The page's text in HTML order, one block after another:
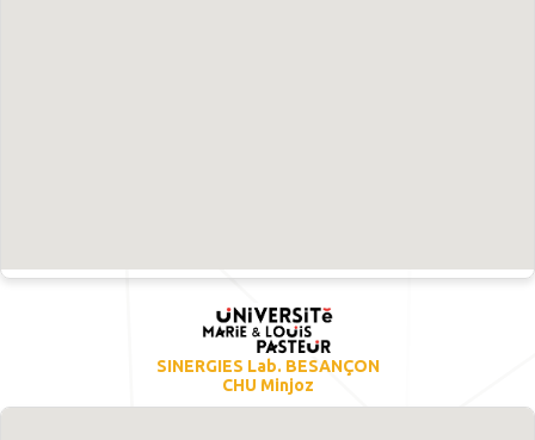
SINERGIES Lab. BESANÇON
CHU Minjoz